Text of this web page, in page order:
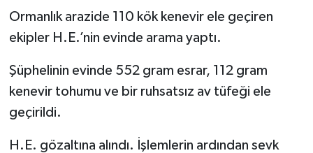
Ormanlık arazide 110 kök kenevir ele geçiren
ekipler H.E.’nin evinde arama yaptı.
Şüphelinin evinde 552 gram esrar, 112 gram
kenevir tohumu ve bir ruhsatsız av tüfeği ele
geçirildi.
H.E. gözaltına alındı. İşlemlerin ardından sevk